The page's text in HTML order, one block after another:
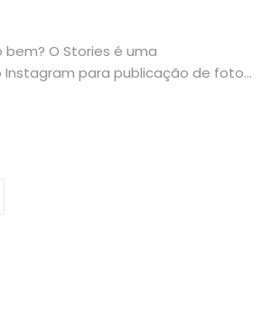
bem? O Stories é uma
Instagram para publicação de fotos